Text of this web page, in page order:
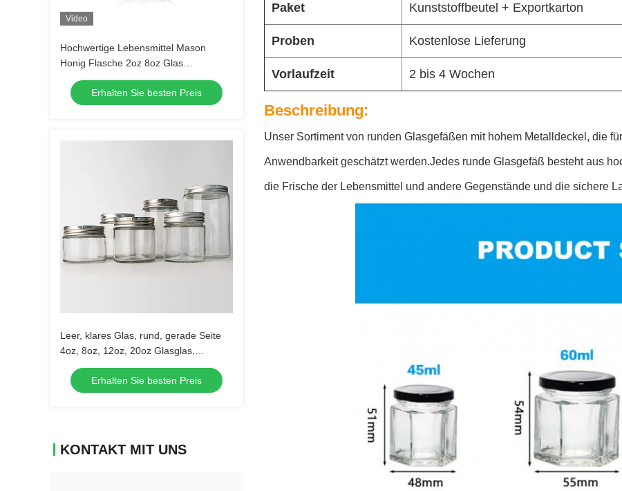
Video
Hochwertige Lebensmittel Mason
Honig Flasche 2oz 8oz Glas
Speicherglas mit Deckel
Erhalten Sie besten Preis
Leer, klares Glas, rund, gerade Seite
4oz, 8oz, 12oz, 20oz Glasglas,
Lebensmittelbehälter mit tiefem
MetalldeckelErhalten Sie besten Preis
KONTAKT MIT UNS
Paket Kunststoffbeutel + Exportkarton
Proben Kostenlose Lieferung
Vorlaufzeit 2 bis 4 Wochen
Beschreibung:
Unser Sortiment von runden Glasgefäßen mit hohem Metalldeckel, die
Anwendbarkeit geschätzt werden.Jedes runde Glasgefäß besteht aus
die Frische der Lebensmittel und andere Gegenstände und die sichere